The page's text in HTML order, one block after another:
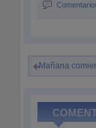
Mañana